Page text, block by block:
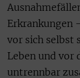
Erkrankungen
vor sich selbst
Leben und vor
untrennbar